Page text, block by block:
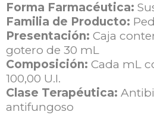
Forma Farmacéutica:
Familia de Producto:
Presentación: Caja
gotero de 30 mL
Composición: Cada mL
100,00 U.I.
Clase Terapéutica:
antifungoso